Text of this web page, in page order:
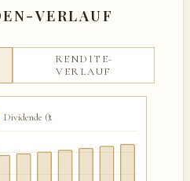
VERLAUF
RENDITE-
VERLAUF